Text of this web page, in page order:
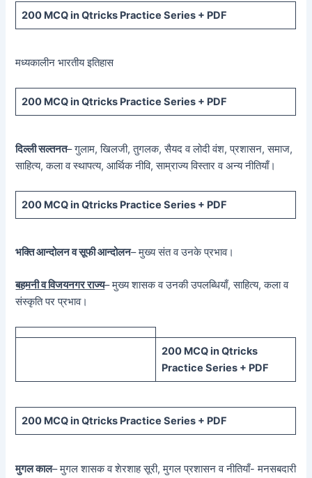
200 MCQ in Qtricks Practice Series + PDF
मध्यकालीन भारतीय इतिहास
200 MCQ in Qtricks Practice Series + PDF
दिल्ली सल्तनत– गुलाम, खिलजी, तुगलक, सैयद व लोदी वंश, प्रशासन, समाज,
साहित्य, कला व स्थापत्य, आर्थिक नीवि, साम्राज्य विस्तार व अन्य नीतियाँ।
200 MCQ in Qtricks Practice Series + PDF
भक्ति आन्दोलन व सूफी आन्दोलन– मुख्य संत व उनके प्रभाव।
बहमनी व विजयनगर राज्य– मुख्य शासक व उनकी उपलब्धियाँ, साहित्य, कला व
संस्कृति पर प्रभाव।
200 MCQ in Qtricks
Practice Series + PDF
200 MCQ in Qtricks Practice Series + PDF
मुगल काल– मुगल शासक व शेरशाह सूरी, मुगल प्रशासन व नीतियाँ- मनसबदारी